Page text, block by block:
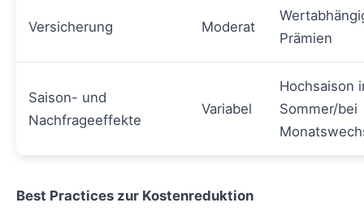
Versicherung Moderat
Prämien
Saison- und
Nachfrageeffekte
Variabel
Hochsaison
Sommer/bei
Best Practices zur Kostenreduktion